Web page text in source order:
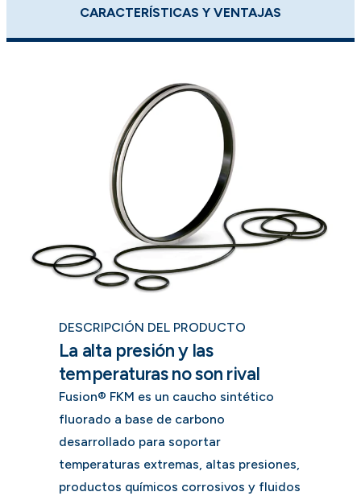
CARACTERÍSTICAS Y VENTAJAS
DESCRIPCIÓN DEL PRODUCTO
La alta presión y las
temperaturas no son rival
Fusion® FKM es un caucho sintético
fluorado a base de carbono
desarrollado para soportar
temperaturas extremas, altas presiones,
productos químicos corrosivos y fluidos